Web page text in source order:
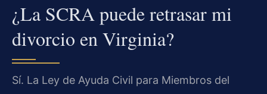
¿La SCRA puede retrasar mi
divorcio en Virginia?
Sí. La Ley de Ayuda Civil para Miembros del